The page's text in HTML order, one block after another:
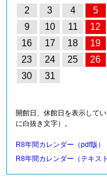
2
3 4 5
9
10 11 12
16
17 18 19
23
24 25 26
30
31
開館日、休館日を表示して
に白抜き文字）。
R8年間カレンダー（pdf版）
R8年間カレンダー（テキスト